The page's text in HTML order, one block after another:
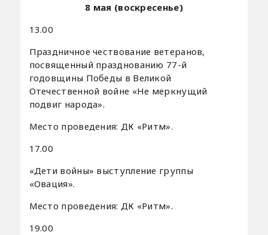
8 мая (воскресенье)
13.00
Праздничное чествование ветеранов,
посвященный празднованию 77-й
годовщины Победы в Великой
Отечественной войне «Не меркнущий
подвиг народа».
Место проведения: ДК «Ритм».
17.00
«Дети войны» выступление группы
«Овация».
Место проведения: ДК «Ритм».
19.00